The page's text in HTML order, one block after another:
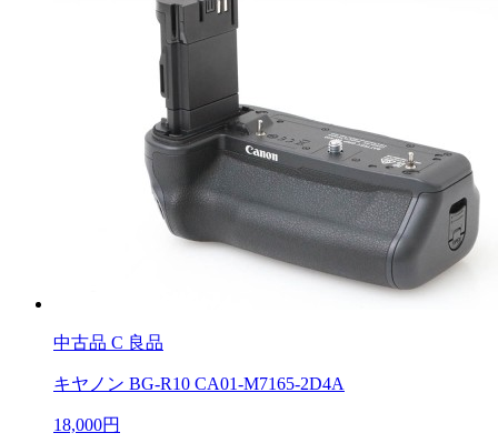
中古品 C 良品
キヤノン BG-R10 CA01-M7165-2D4A
18,000円